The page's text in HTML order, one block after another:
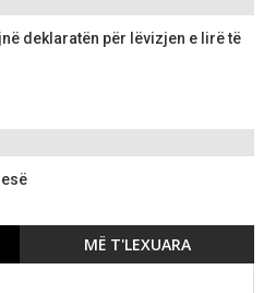
deklaratën për lëvizjen e lirë të
MË T'LEXUARA